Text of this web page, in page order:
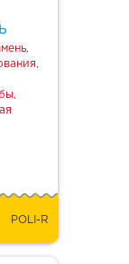
POLI-R